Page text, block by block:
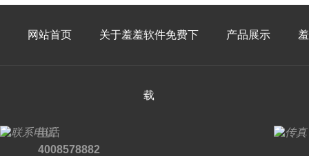
网站首页 关于羞羞软件免费下
载
产品展示
电话
4008578882